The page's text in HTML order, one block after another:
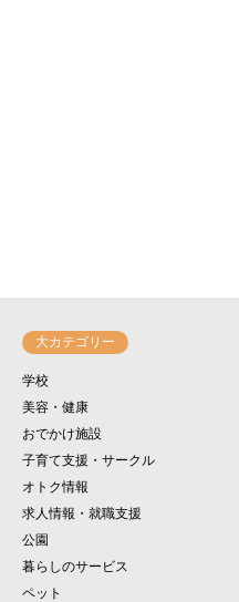
大カテゴリー
学校
美容・健康
おでかけ施設
子育て支援・サークル
オトク情報
求人情報・就職支援
公園
暮らしのサービス
ペット